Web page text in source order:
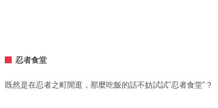
忍者食堂
既然是在忍者之町閒逛，那麼吃飯的話不妨試試"忍者食堂"？